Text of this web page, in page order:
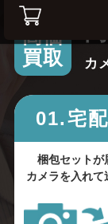
高価
買取
カ
01.宅
梱包セットが
カメラを入れて